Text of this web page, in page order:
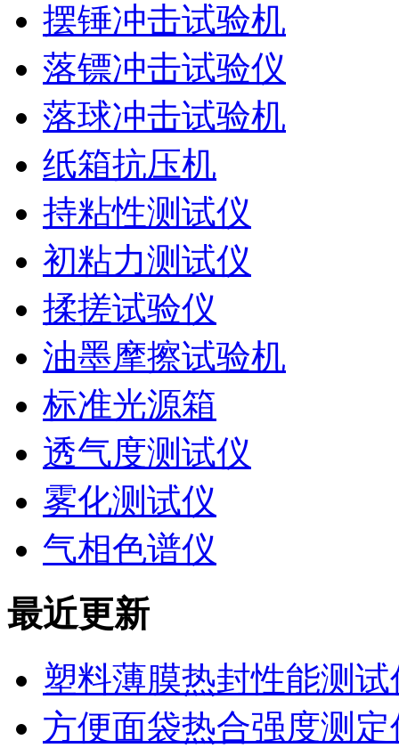
摆锤冲击试验机
落镖冲击试验仪
落球冲击试验机
纸箱抗压机
持粘性测试仪
初粘力测试仪
揉搓试验仪
油墨摩擦试验机
标准光源箱
透气度测试仪
雾化测试仪
气相色谱仪
最近更新
塑料薄膜热封性能测
方便面袋热合强度测